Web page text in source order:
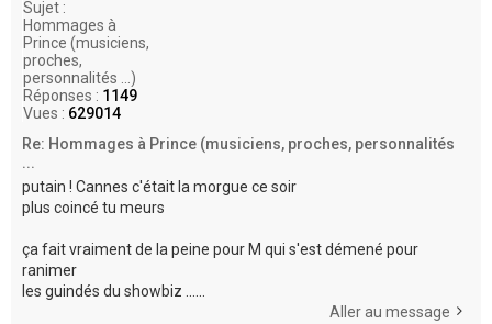
Sujet :
Hommages à
Prince (musiciens,
proches,
personnalités ...)
Réponses : 1149
Vues : 629014
Re: Hommages à Prince (musiciens, proches, personnalités
...
putain ! Cannes c'était la morgue ce soir
plus coincé tu meurs
ça fait vraiment de la peine pour M qui s'est démené pour
ranimer
les guindés du showbiz ......
Aller au message